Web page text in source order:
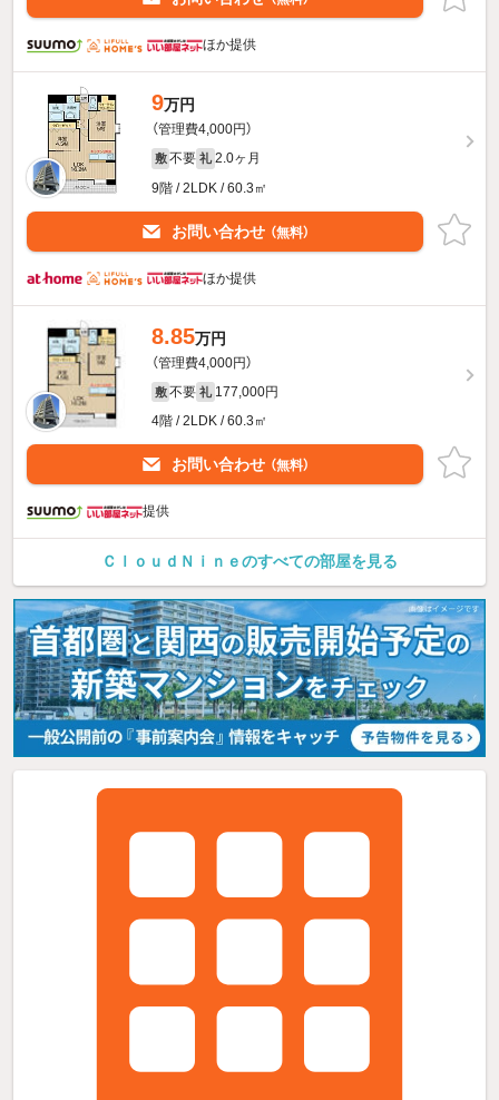
ほか提供
9万円
（管理費4,000円）
敷 不要 礼 2.0ヶ月
9階 / 2LDK / 60.3㎡
お問い合わせ （無料）
ほか提供
8.85万円
（管理費4,000円）
敷 不要 礼 177,000円
4階 / 2LDK / 60.3㎡
お問い合わせ （無料）
提供
ＣｌｏｕｄＮｉｎｅのすべての部屋を見る